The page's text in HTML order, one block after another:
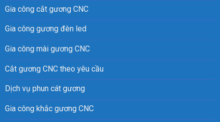
Gia công cắt gương CNC
Gia công gương đèn led
Gia công mài gương CNC
Cắt gương CNC theo yêu cầu
Dịch vụ phun cát gương
Gia công khắc gương CNC